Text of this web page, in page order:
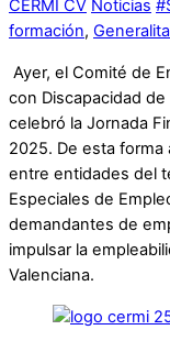
CERMI CV Noticias
formación,
Ayer, el Comité de
con Discapacidad de
celebró la Jornada
2025. De esta forma
entre entidades del
Especiales de
demandantes de
impulsar la
Valenciana.